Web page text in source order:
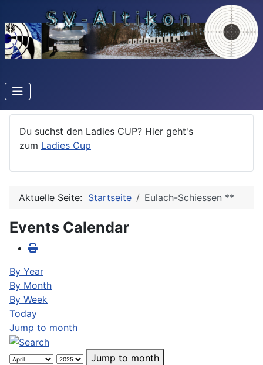
Du suchst den Ladies CUP? Hier geht's
zum Ladies Cup
Aktuelle Seite: Startseite Eulach-Schiessen **
Events Calendar
By Year
By Month
By Week
Today
Jump to month
Jump to month